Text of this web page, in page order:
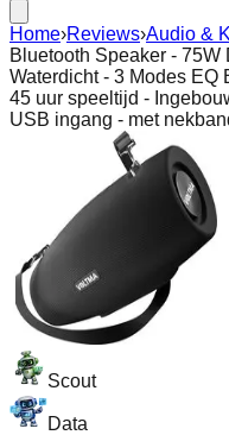
Home›Reviews›Audio &
Bluetooth Speaker -
Waterdicht - 3 Modes EQ
45 uur speeltijd -
USB ingang - met
Scout
Data